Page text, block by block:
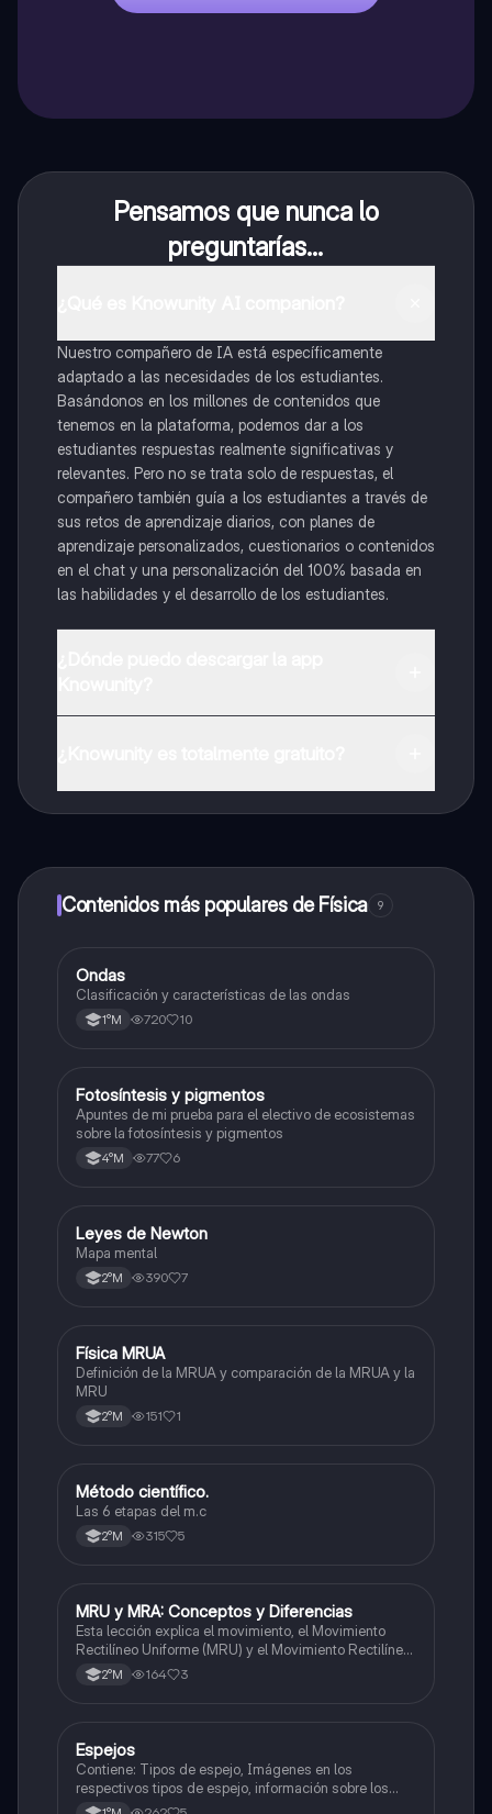
Pensamos que nunca lo
preguntarías...
Nuestro compañero de IA está específicamente
adaptado a las necesidades de los estudiantes.
Basándonos en los millones de contenidos que
tenemos en la plataforma, podemos dar a los
estudiantes respuestas realmente significativas y
relevantes. Pero no se trata solo de respuestas, el
compañero también guía a los estudiantes a través de
sus retos de aprendizaje diarios, con planes de
aprendizaje personalizados, cuestionarios o contenidos
en el chat y una personalización del 100% basada en
las habilidades y el desarrollo de los estudiantes.
a determinadas funciones.
Contenidos más populares de Física 9
Física
Ondas
Clasificación y características de las ondas
1°M 720 10
Biología
Fotosíntesis y pigmentos
Apuntes de mi prueba para el electivo de ecosistemas
sobre la fotosíntesis y pigmentos
4°M 77 6
Física
Leyes de Newton
Mapa mental
2°M 390 7
Física
Física MRUA
Definición de la MRUA y comparación de la MRUA y la
MRU
2°M 151 1
Física
Método científico.
Las 6 etapas del m.c
2°M 315 5
Física
MRU y MRA: Conceptos y Diferencias
Esta lección explica el movimiento, el Movimiento
Rectilíneo Uniforme (MRU) y el Movimiento Rectilíneo
Acelerado (MRA), incluyendo sus características y
diferencias.
2°M 164 3
Física
Espejos
Contiene: Tipos de espejo, Imágenes en los
respectivos tipos de espejo, información sobre los